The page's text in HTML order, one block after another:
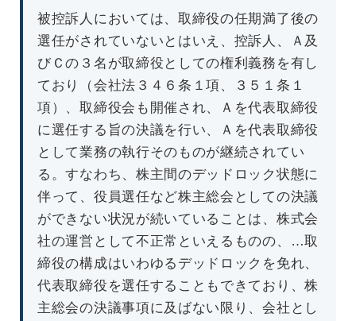
被控訴人においては、取締役の任期満了後の
選任がされていないとはいえ、控訴人、Ａ及
びＣの３名が取締役としての権利義務を有し
ており（会社法３４６条１項、３５１条１
項）、取締役会も開催され、Ａを代表取締役
に選任する旨の決議を行い、Ａを代表取締役
として業務の執行そのものが継続されてい
る。すなわち、株主間のデッドロック状態に
伴って、役員選任など株主総会としての決議
ができない状況が続いていることは、株式会
社の運営として不正常といえるものの、…取
締役の構成はいわゆるデッドロックを免れ、
代表取締役を選任することもできており、株
主総会の決議事項に及ばない限り、会社とし